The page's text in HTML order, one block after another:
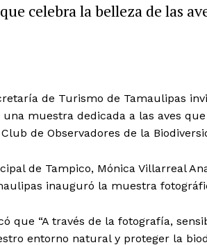
celebra la belleza de las
de Turismo de Tamaulipas
una muestra dedicada a las aves
de Observadores de la
de Tampico, Mónica Villarreal
inauguró la muestra
que “A través de la fotografía,
entorno natural y proteger la